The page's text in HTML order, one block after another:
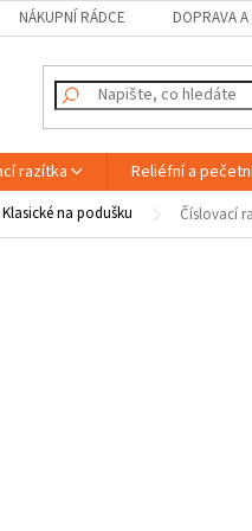
NÁKUPNÍ RÁDCE DOPRAVA
razítka Reliéfní a
Klasické na podušku Číslovací